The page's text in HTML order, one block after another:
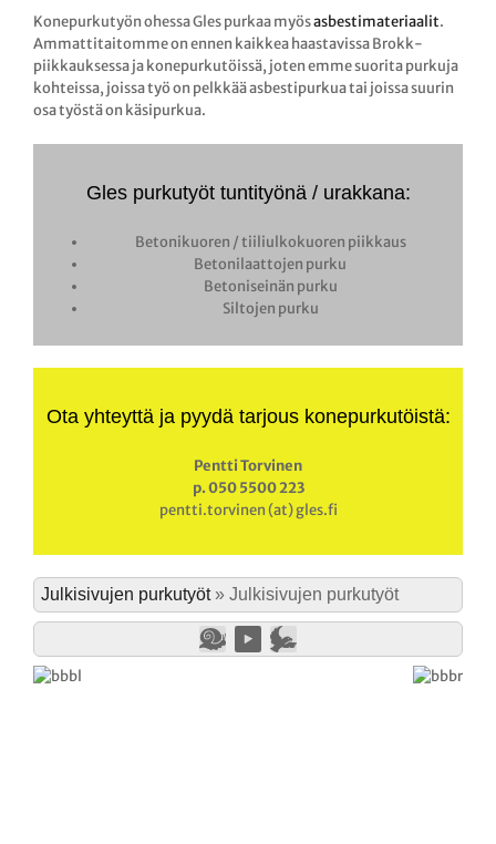
Konepurkutyön ohessa Gles purkaa myösasbestimateriaalit.
Ammattitaitomme on ennen kaikkea haastavissa Brokk-
piikkauksessa ja konepurkutöissä, joten emme suorita purkuja
kohteissa, joissa työ on pelkkää asbestipurkua tai joissa suurin
osa työstä on käsipurkua.
Gles purkutyöt tuntityönä / urakkana:
Betonikuoren / tiiliulkokuoren piikkaus
Betonilaattojen purku
Betoniseinän purku
Siltojen purku
Ota yhteyttä ja pyydä tarjous konepurkutöistä:
Pentti Torvinen
p. 050 5500 223
pentti.torvinen (at) gles.fi
Julkisivujen purkutyöt» Julkisivujen purkutyöt